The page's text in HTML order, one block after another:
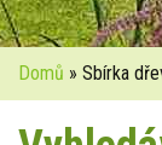
Domů » Sbírka